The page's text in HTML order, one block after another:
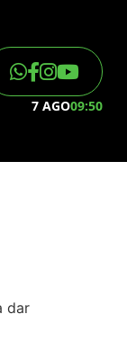
7 AGO09:50
dar